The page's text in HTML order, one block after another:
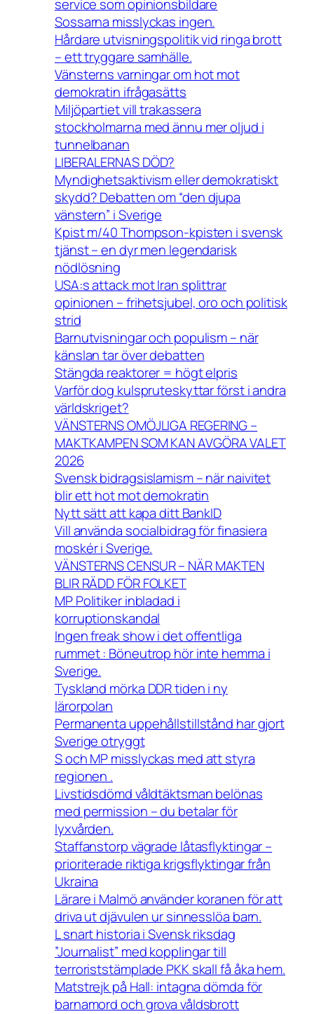
service som opinionsbildare
Sossarna misslyckas ingen.
Hårdare utvisningspolitik vid ringa brott
– ett tryggare samhälle.
Vänsterns varningar om hot mot
demokratin ifrågasätts
Miljöpartiet vill trakassera
stockholmarna med ännu mer oljud i
tunnelbanan
LIBERALERNAS DÖD?
Myndighetsaktivism eller demokratiskt
skydd? Debatten om “den djupa
vänstern” i Sverige
Kpist m/40 Thompson-kpisten i svensk
tjänst – en dyr men legendarisk
nödlösning
USA:s attack mot Iran splittrar
opinionen – frihetsjubel, oro och politisk
strid
Barnutvisningar och populism – när
känslan tar över debatten
Stängda reaktorer = högt elpris
Varför dog kulspruteskyttar först i andra
världskriget?
VÄNSTERNS OMÖJLIGA REGERING –
MAKTKAMPEN SOM KAN AVGÖRA VALET
2026
Svensk bidragsislamism – när naivitet
blir ett hot mot demokratin
Nytt sätt att kapa ditt BankID
Vill använda socialbidrag för finasiera
moskér i Sverige.
VÄNSTERNS CENSUR – NÄR MAKTEN
BLIR RÄDD FÖR FOLKET
MP Politiker inbladad i
korruptionskandal
Ingen freak show i det offentliga
rummet : Böneutrop hör inte hemma i
Sverige.
Tyskland mörka DDR tiden i ny
lärorpolan
Permanenta uppehållstillstånd har gjort
Sverige otryggt
S och MP misslyckas med att styra
regionen .
Livstidsdömd våldtäktsman belönas
med permission – du betalar för
lyxvården.
Staffanstorp vägrade låtasflyktingar –
prioriterade riktiga krigsflyktingar från
Ukraina
Lärare i Malmö använder koranen för att
driva ut djävulen ur sinnesslöa barn.
L snart historia i Svensk riksdag
”Journalist” med kopplingar till
terroriststämplade PKK skall få åka hem.
Matstrejk på Hall: intagna dömda för
barnamord och grova våldsbrott